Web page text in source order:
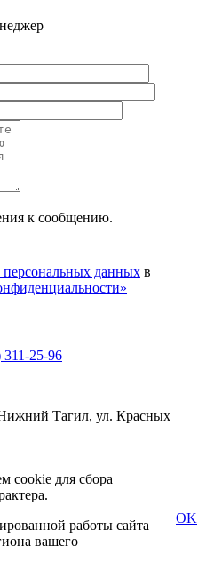
к сообщению.
персональных данных в
311-25-96
Тагил, ул. Красных
cookie для сбора
работы сайта
вашего
OK